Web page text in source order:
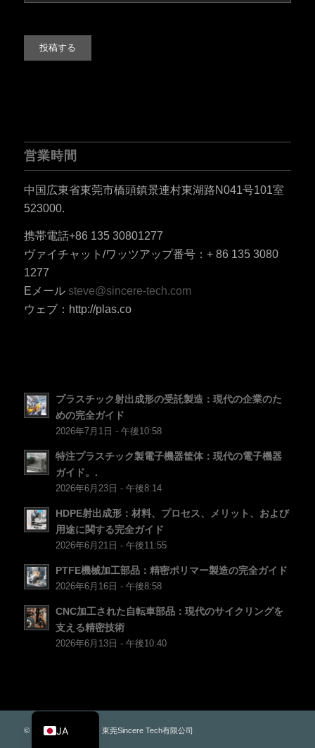
営業時間
中国広東省東莞市橋頭鎮景連村東湖路N041号101室
523000.
携帯電話+86 135 30801277
ヴァイチャット/ワッツアップ番号：+ 86 135 3080
1277
Eメール steve@sincere-tech.com
ウェブ：http://plas.co
プラスチック射出成形の受託製造：現代の企業のた
めの完全ガイド
2026年7月1日 - 午後10:58
特注プラスチック製電子機器筐体：現代の電子機器
ガイド。.
2026年6月23日 - 午後8:14
HDPE射出成形：材料、プロセス、メリット、および
用途に関する完全ガイド
2026年6月21日 - 午後11:55
PTFE機械加工部品：精密ポリマー製造の完全ガイド
2026年6月16日 - 午後8:58
CNC加工された自転車部品：現代のサイクリングを
支える精密技術
2026年6月13日 - 午後10:40
© 著作権 - PLAS.CO - 東莞Sincere Tech有限公司
JA
DE
RU
NL
PL
TR
KO
PT
CS
DA
SV
HU
ES_MX